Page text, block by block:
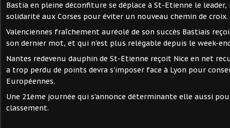
Bastia en pleine déconfiture se déplace à St-Etienne le
solidarité aux Corses pour éviter un nouveau chemin de croix.
Valenciennes fraîchement auréolé de son succès Bastiais
son dernier mot, et qui n'est plus relégable depuis le week-
Nantes redevenu dauphin de St-Etienne reçoit Nice en net
a trop perdu de points devra s'imposer face à Lyon pour
Européennes.
Une 21ème journée qui s'annonce déterminante elle aussi
classement.